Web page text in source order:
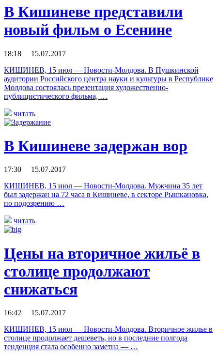
В Кишиневе представили
новый фильм о Есенине
18:18 15.07.2017
КИШИНЕВ, 15 июл — Новости-Молдова. В Пушкинской
аудитории Российского центра науки и культуры в Республике
Молдова состоялась презентация художественно-
публицистического фильма, …
читать
В Кишиневе задержан вор
17:30 15.07.2017
КИШИНЕВ, 15 июл — Новости-Молдова. Мужчина 35 лет
был задержан на 72 часа в Кишиневе, в секторе Рышкановка,
по подозрению …
читать
Цены на вторичное жильё в
столице продолжают
снижаться
16:42 15.07.2017
КИШИНЕВ, 15 июл — Новости-Молдова. Вторичное жилье в
столице продолжает дешеветь, но в последние полгода
тенденция стала особенно заметна — …